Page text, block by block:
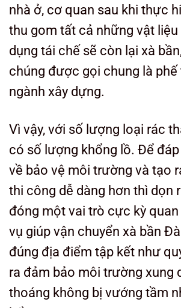
nhà ở, cơ quan sau khi thực
thu gom tất cả những vật
dụng tái chế sẽ còn lại xà
chúng được gọi chung là phế
ngành xây dựng.
Vì vậy, với số lượng loại rác
có số lượng khổng lồ. Để
về bảo vệ môi trường và tạo
thi công dễ dàng hơn thì dọn
đóng một vai trò cực kỳ
vụ giúp vận chuyển xà bần
đúng địa điểm tập kết như
ra đảm bảo môi trường xung
thoáng không bị vướng tầm